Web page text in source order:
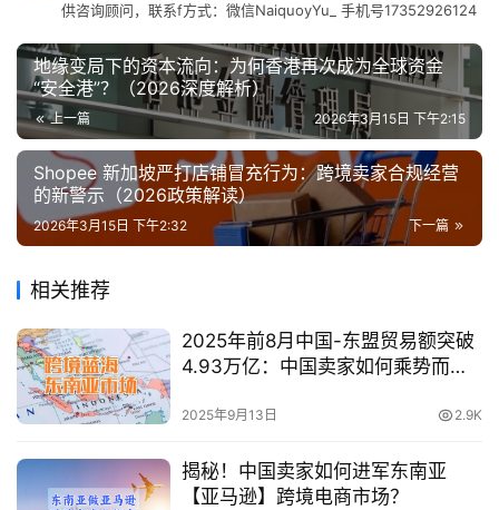
供咨询顾问，联系f方式：微信NaiquoyYu_ 手机号17352926124
地缘变局下的资本流向：为何香港再次成为全球资金
“安全港”？（2026深度解析）
上一篇 2026年3月15日 下午2:15
Shopee 新加坡严打店铺冒充行为：跨境卖家合规经营
的新警示（2026政策解读）
下一篇
2026年3月15日 下午2:32
相关推荐
2025年前8月中国-东盟贸易额突破
4.93万亿：中国卖家如何乘势而
2025年9月13日 2.9K
揭秘！中国卖家如何进军东南亚
【亚马逊】跨境电商市场？